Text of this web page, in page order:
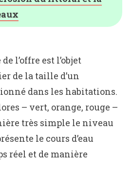
l’offre est l’objet
de la taille d’un
dans les habitations.
– vert, orange, rouge –
très simple le niveau
le cours d’eau
réel et de manière